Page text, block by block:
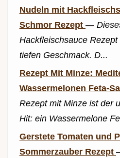
Nudeln mit
Schmor Rezept —
Hackfleischsauce
tiefen Geschmack. D...
Rezept Mit Minze:
Wassermelonen Feta-
Rezept mit Minze ist der
Hit: ein Wassermelone
Gerstete Tomaten und
Sommerzauber Rezept